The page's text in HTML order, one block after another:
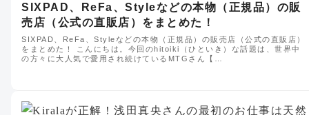
SIXPAD、ReFa、Styleなどの本物（正規品）の販
売店（公式の直販店）をまとめた！
SIXPAD、ReFa、Styleなどの本物（正規品）の販売店（公式の直販店）
をまとめた！ こんにちは。今回のhitoiki（ひといき）な話題は、世界中
の方々に大人気で愛用され続けているMTGさん【…